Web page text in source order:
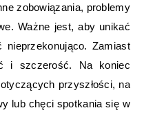
zobowiązania, problemy
Ważne jest, aby unikać
Zamiast
i szczerość. Na koniec
przyszłości, na
lub chęci spotkania się w